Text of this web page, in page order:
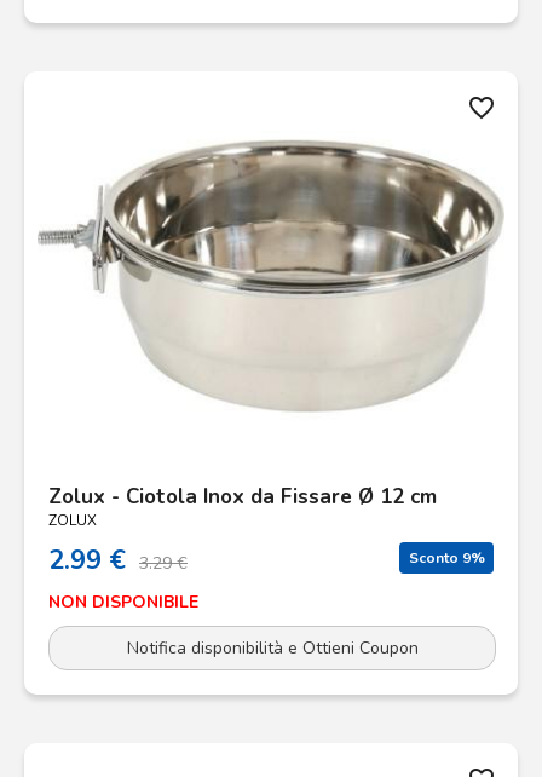
favorite_border
Zolux - Ciotola Inox da Fissare Ø 12 cm
ZOLUX
2.99 € 3.29 € Sconto 9%
NON DISPONIBILE
Notifica disponibilità e Ottieni Coupon